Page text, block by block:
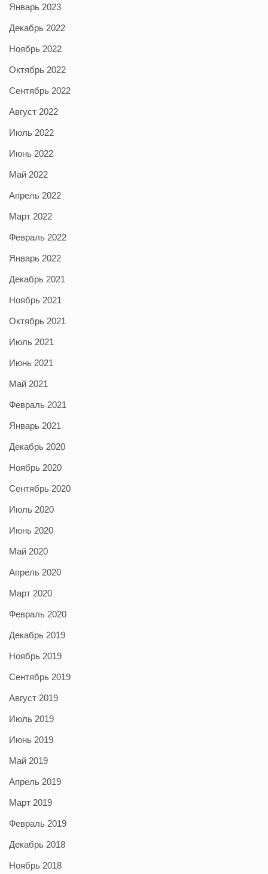
Январь 2023
Декабрь 2022
Ноябрь 2022
Октябрь 2022
Сентябрь 2022
Август 2022
Июль 2022
Июнь 2022
Май 2022
Апрель 2022
Март 2022
Февраль 2022
Январь 2022
Декабрь 2021
Ноябрь 2021
Октябрь 2021
Июль 2021
Июнь 2021
Май 2021
Февраль 2021
Январь 2021
Декабрь 2020
Ноябрь 2020
Сентябрь 2020
Июль 2020
Июнь 2020
Май 2020
Апрель 2020
Март 2020
Февраль 2020
Декабрь 2019
Ноябрь 2019
Сентябрь 2019
Август 2019
Июль 2019
Июнь 2019
Май 2019
Апрель 2019
Март 2019
Февраль 2019
Декабрь 2018
Ноябрь 2018